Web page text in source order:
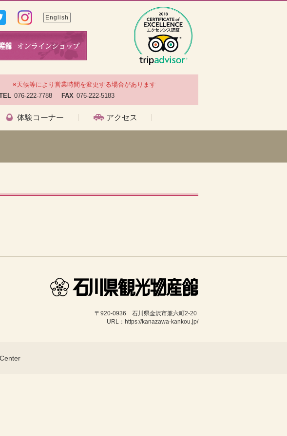
English
※天候等により営業時間を変更する場合があります
076-222-7788 FAX 076-222-5183
体験コーナー アクセス
〒920-0936　石川県金沢市兼六町2-20
URL：https://kanazawa-kankou.jp/